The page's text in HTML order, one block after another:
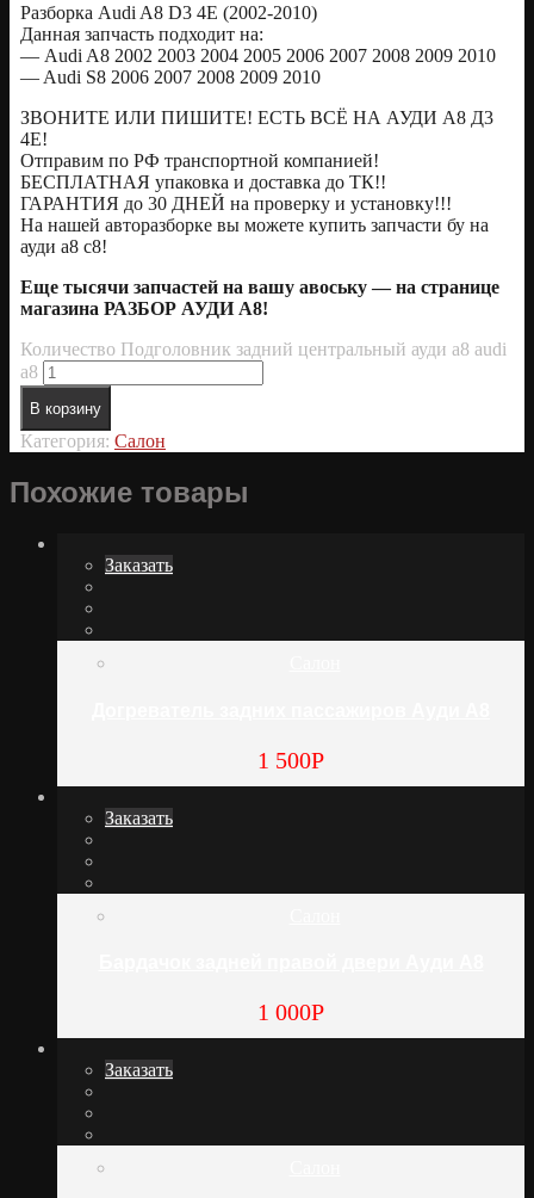
Разборка Audi A8 D3 4E (2002-2010)
Данная запчасть подходит на:
— Audi A8 2002 2003 2004 2005 2006 2007 2008 2009 2010
— Audi S8 2006 2007 2008 2009 2010
ЗВОНИТЕ ИЛИ ПИШИТЕ! ЕСТЬ ВСЁ НА АУДИ А8 Д3
4Е!
Отправим по РФ транспортной компанией!
БЕСПЛАТНАЯ упаковка и доставка до ТК!!
ГАРАНТИЯ до 30 ДНЕЙ на проверку и установку!!!
На нашей авторазборке вы можете купить запчасти бу на
ауди а8 с8!
Еще тысячи запчастей на вашу авоську — на странице
магазина РАЗБОР АУДИ А8!
Количество Подголовник задний центральный ауди а8 audi
a8
В корзину
Категория: Салон
Похожие товары
Заказать
1 500Р
Заказать
1 000Р
Заказать